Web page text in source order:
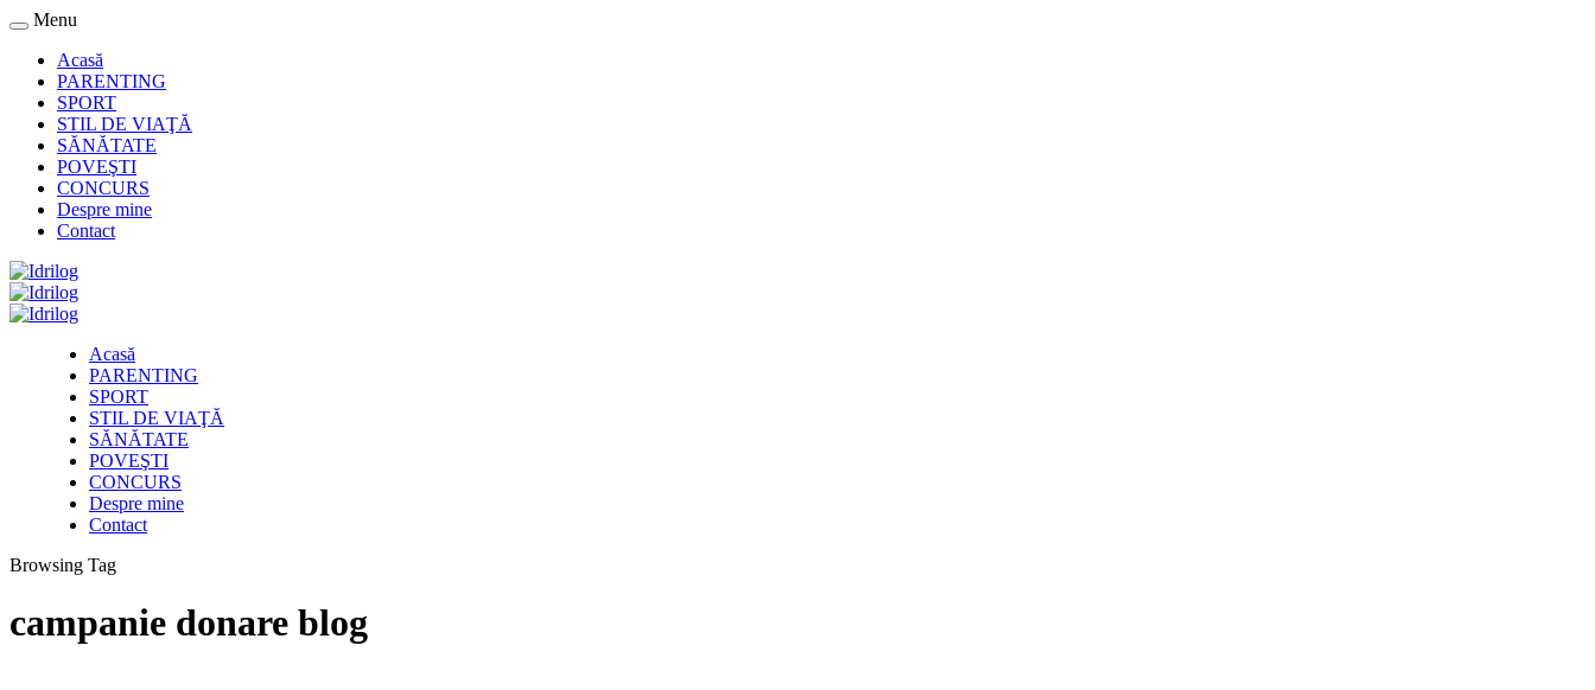
Menu
Acasă
PARENTING
SPORT
STIL DE VIAŢĂ
SĂNĂTATE
POVEŞTI
CONCURS
Despre mine
Contact
Acasă
PARENTING
SPORT
STIL DE VIAŢĂ
SĂNĂTATE
POVEŞTI
CONCURS
Despre mine
Contact
Browsing Tag
campanie donare blog